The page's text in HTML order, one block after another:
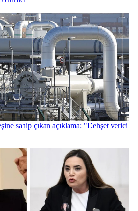
sahip çıkan açıklama: "Dehşet verici